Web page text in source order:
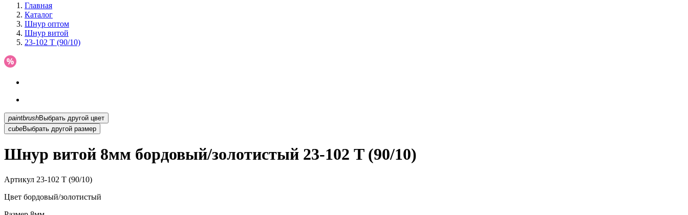
Главная
Каталог
Шнур оптом
Шнур витой
23-102 T (90/10)
paintbrush
Выбрать другой цвет
cubeВыбрать другой размер
Шнур витой 8мм бордовый/золотистый 23-102 T (90/10)
Артикул 23-102 T (90/10)
Цвет бордовый/золотистый